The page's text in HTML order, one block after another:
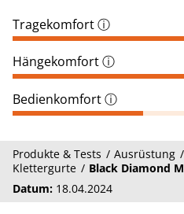
Tragekomfortⓘ
Hängekomfortⓘ
Bedienkomfortⓘ
Produkte & Tests Ausrüstung
Klettergurte
Black Diamond
Datum: 18.04.2024